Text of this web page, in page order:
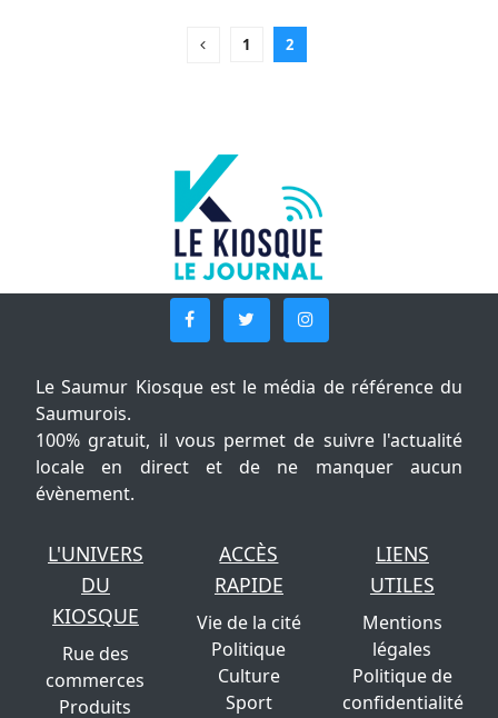
1 2
Le Saumur Kiosque est le média de référence du
Saumurois.
100% gratuit, il vous permet de suivre l'actualité
locale en direct et de ne manquer aucun
évènement.
L'UNIVERS
DU
KIOSQUE
Rue des
commerces
Produits
ACCÈS
RAPIDE
Vie de la cité
Politique
Culture
Sport
LIENS
UTILES
Mentions
légales
Politique de
confidentialité